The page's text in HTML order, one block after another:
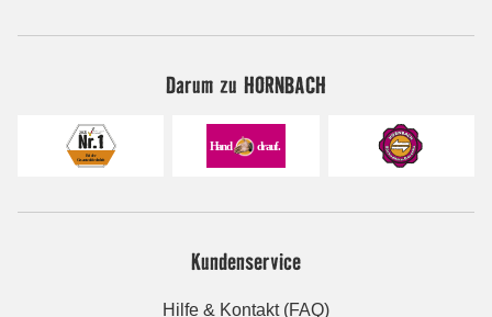
Darum zu HORNBACH
Kundenservice
Hilfe & Kontakt (FAQ)